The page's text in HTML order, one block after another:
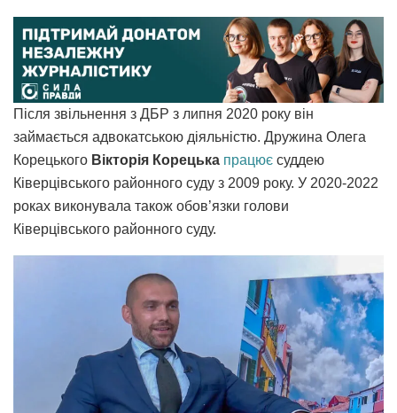
Після звільнення з ДБР з липня 2020 року він
займається адвокатською діяльністю. Дружина Олега
Корецького Вікторія Корецька працює суддею
Ківерцівського районного суду з 2009 року. У 2020-2022
роках виконувала також обов’язки голови
Ківерцівського районного суду.